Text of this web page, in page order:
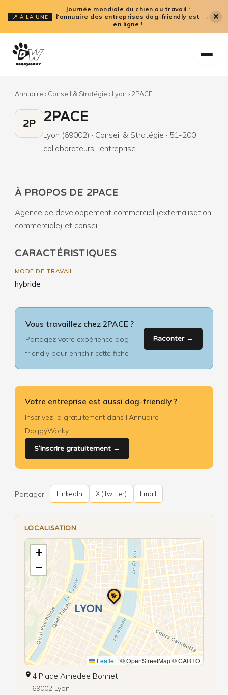
au
contenu
📍 À LA UNE
Journée mondiale du chien au travail :
l'annuaire des entreprises dog-friendly est
en ligne !
→ ✕
Annuaire › Conseil & Stratégie › Lyon › 2PACE
2P 2PACE
Lyon (69002) · Conseil & Stratégie · 51-200
collaborateurs · entreprise
À PROPOS DE 2PACE
Agence de developpement commercial (externalisation
commerciale) et conseil.
CARACTÉRISTIQUES
MODE DE TRAVAIL
hybride
Vous travaillez chez 2PACE ?
Partagez votre expérience dog-
friendly pour enrichir cette fiche
Raconter →
Votre entreprise est aussi dog-friendly ?
Inscrivez-la gratuitement dans l'Annuaire
DoggyWorky
S'inscrire gratuitement →
Partager : LinkedIn X (Twitter) Email
LOCALISATION
🐕
+
−
Leaflet|© OpenStreetMap © CARTO
4 Place Amedee Bonnet
69002 Lyon